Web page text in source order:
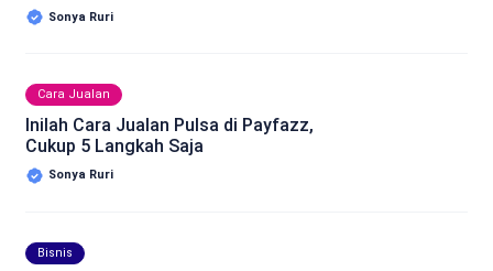
Sonya Ruri
Cara Jualan
Inilah Cara Jualan Pulsa di Payfazz,
Cukup 5 Langkah Saja
Sonya Ruri
Bisnis